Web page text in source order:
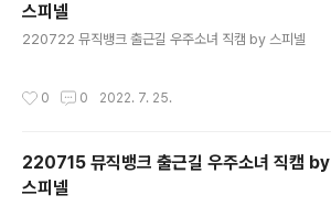
스피넬
220722 뮤직뱅크 출근길 우주소녀 직캠 by 스피넬
0 0 2022. 7. 25.
220715 뮤직뱅크 출근길 우주소녀 직캠 by
스피넬